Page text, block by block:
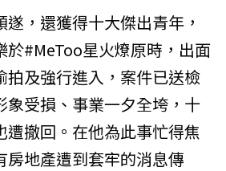
，還獲得十大傑出青年，
於#MeToo星火燎原時，出面
拍及強行進入，案件已送檢
象受損、事業一夕全垮，十
遭撤回。在他為此事忙得焦
房地產遭到套牢的消息傳